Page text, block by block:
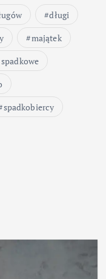
długi
majątek
spadkobiercy